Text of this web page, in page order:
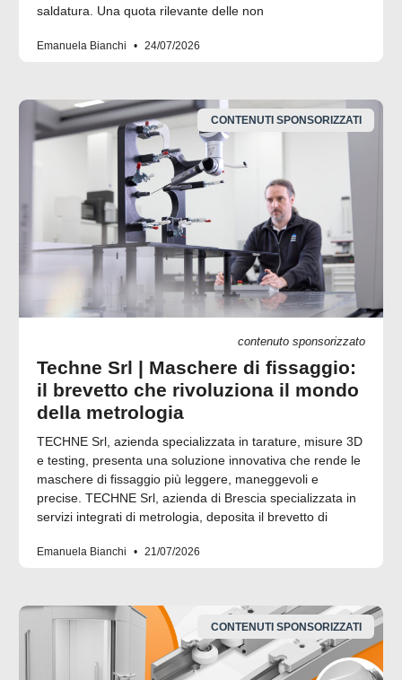
saldatura. Una quota rilevante delle non
Emanuela Bianchi 24/07/2026
CONTENUTI SPONSORIZZATI
contenuto sponsorizzato
Techne Srl | Maschere di fissaggio:
il brevetto che rivoluziona il mondo
della metrologia
TECHNE Srl, azienda specializzata in tarature, misure 3D
e testing, presenta una soluzione innovativa che rende le
maschere di fissaggio più leggere, maneggevoli e
precise. TECHNE Srl, azienda di Brescia specializzata in
servizi integrati di metrologia, deposita il brevetto di
Emanuela Bianchi 21/07/2026
CONTENUTI SPONSORIZZATI